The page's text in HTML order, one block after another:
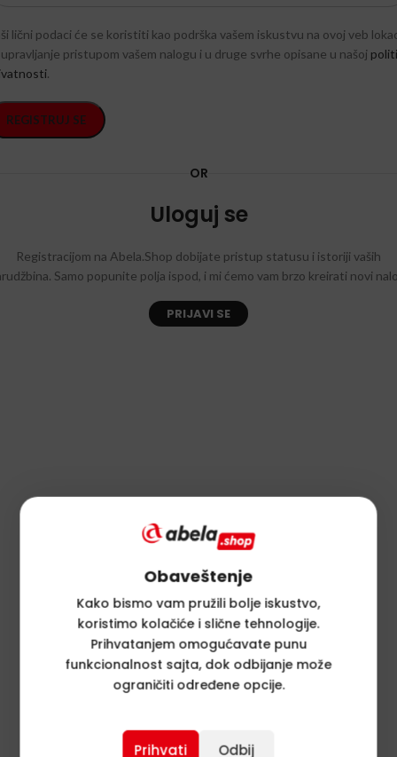
Obaveštenje
Kako bismo vam pružili bolje iskustvo,
koristimo kolačiće i slične tehnologije.
Prihvatanjem omogućavate punu
funkcionalnost sajta, dok odbijanje može
ograničiti određene opcije.
Prihvati Odbij
lični podaci će se koristiti kao podrška vašem iskustvu na ovoj veb
upravljanje pristupom vašem nalogu i u druge svrhe opisane u našoj
.
REGISTRUJ SE
OR
Uloguj se
Registracijom na Abela.Shop dobijate pristup statusu i istoriji vaših
Samo popunite polja ispod, i mi ćemo vam brzo kreirati novi
PRIJAVI SE